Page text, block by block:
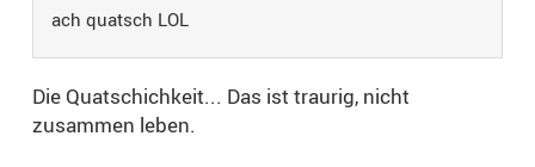
ach quatsch LOL
Die Quatschichkeit... Das ist traurig, nicht
zusammen leben.